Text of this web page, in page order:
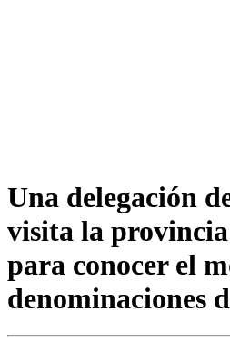
Una delegación
visita la
para conocer el
denominaciones